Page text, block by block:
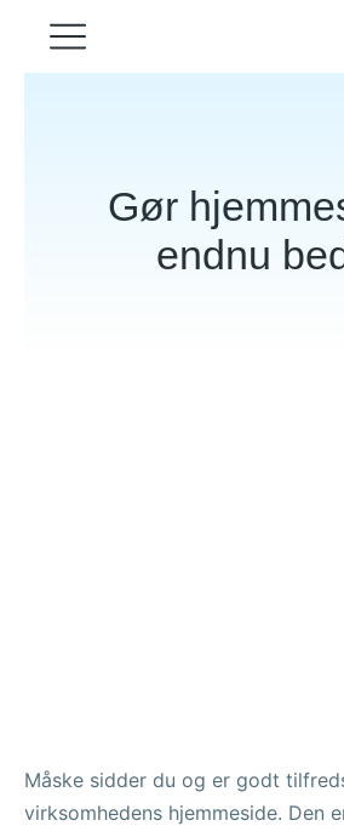
Gør
endnu
Måske sidder du og er godt
virksomhedens hjemmeside. Den